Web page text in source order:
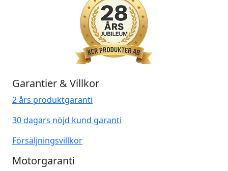
Garantier & Villkor
2 års produktgaranti
30 dagars nöjd kund garanti
Försäljningsvillkor
Motorgaranti